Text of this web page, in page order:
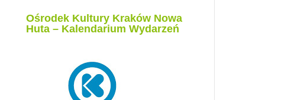
Ośrodek Kultury Kraków Nowa
Huta – Kalendarium Wydarzeń